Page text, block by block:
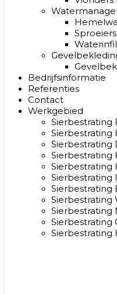
Sproeiers
Bedrijfsinformatie
Referenties
Contact
Werkgebied
Sierbestrating
Sierbestrating
Sierbestrating
Sierbestrating
Sierbestrating
Sierbestrating
Sierbestrating
Sierbestrating
Sierbestrating
Sierbestrating
Sierbestrating